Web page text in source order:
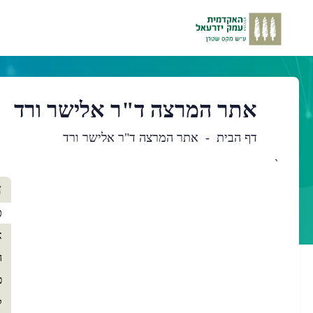
אתר המרצה ד"ר אלישר ורד
דף הבית אתר המרצה ד"ר אלישר ורד
`